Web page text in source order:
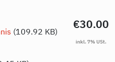
€30.00
(109.92 KB)